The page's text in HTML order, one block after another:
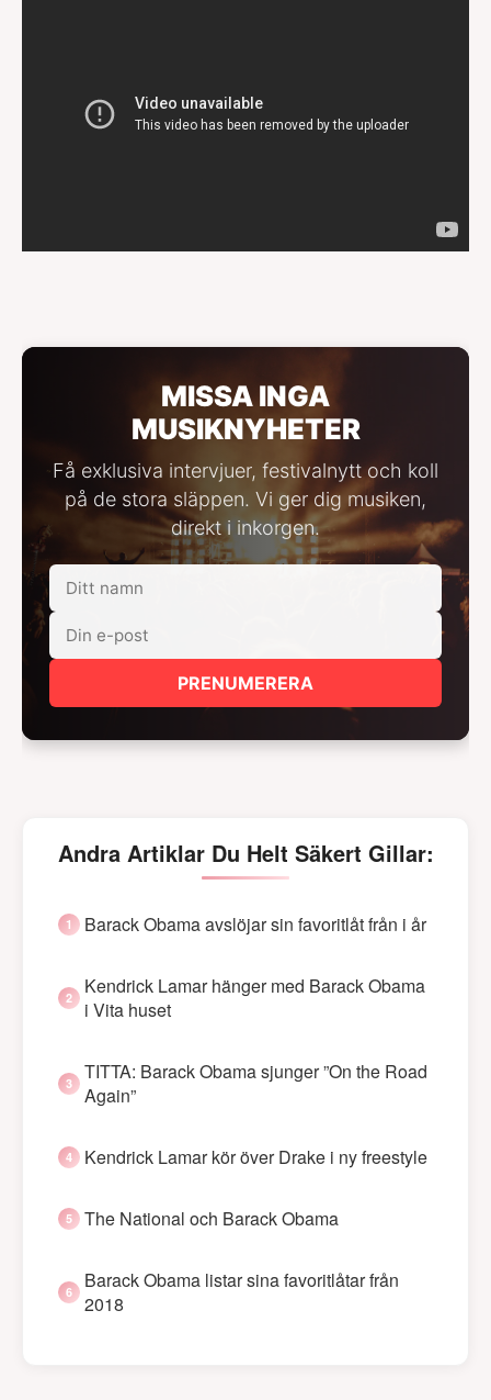
MISSA INGA
MUSIKNYHETER
Få exklusiva intervjuer, festivalnytt och koll
på de stora släppen. Vi ger dig musiken,
direkt i inkorgen.
PRENUMERERA
Andra Artiklar Du Helt Säkert Gillar:
Barack Obama avslöjar sin favoritlåt från i år
Kendrick Lamar hänger med Barack Obama
i Vita huset
TITTA: Barack Obama sjunger ”On the Road
Again”
Kendrick Lamar kör över Drake i ny freestyle
The National och Barack Obama
Barack Obama listar sina favoritlåtar från
2018